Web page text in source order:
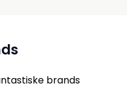
brands